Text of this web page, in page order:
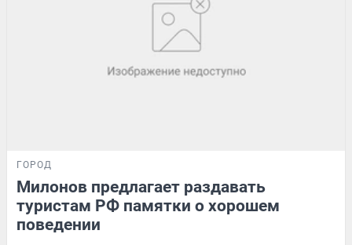
ГОРОД
Милонов предлагает раздавать
туристам РФ памятки о хорошем
поведении